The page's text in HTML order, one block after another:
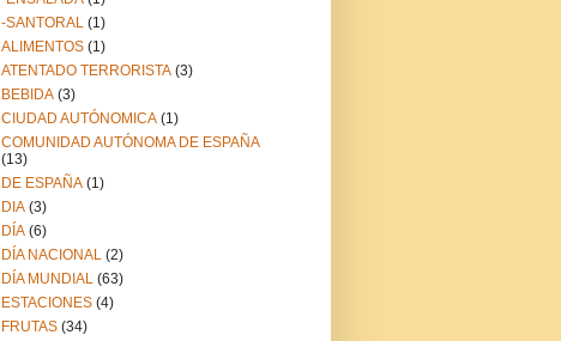
-SANTORAL (1)
ALIMENTOS (1)
ATENTADO TERRORISTA (3)
BEBIDA (3)
CIUDAD AUTÓNOMICA (1)
COMUNIDAD AUTÓNOMA DE ESPAÑA
(13)
DE ESPAÑA (1)
DIA (3)
DÍA (6)
DÍA NACIONAL (2)
DÍA MUNDIAL (63)
ESTACIONES (4)
FRUTAS (34)